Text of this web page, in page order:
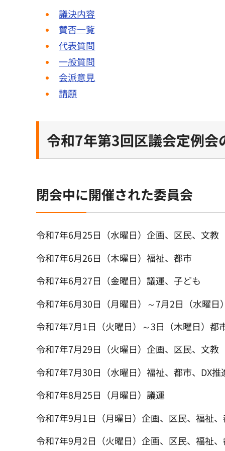
議決内容
賛否一覧
代表質問
一般質問
会派意見
請願
令和7年第3回区議会定例会
閉会中に開催された委員会
令和7年6月25日（水曜日）企画、区民、文教
令和7年6月26日（木曜日）福祉、都市
令和7年6月27日（金曜日）議運、子ども
令和7年6月30日（月曜日）～7月2日（水曜
令和7年7月1日（火曜日）～3日（木曜日）都
令和7年7月29日（火曜日）企画、区民、文教
令和7年7月30日（水曜日）福祉、都市、DX推
令和7年8月25日（月曜日）議運
令和7年9月1日（月曜日）企画、区民、福祉
令和7年9月2日（火曜日）企画、区民、福祉